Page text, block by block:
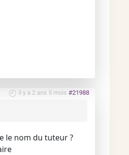
il y a 2 ans 5 mois #21988
le nom du tuteur ?